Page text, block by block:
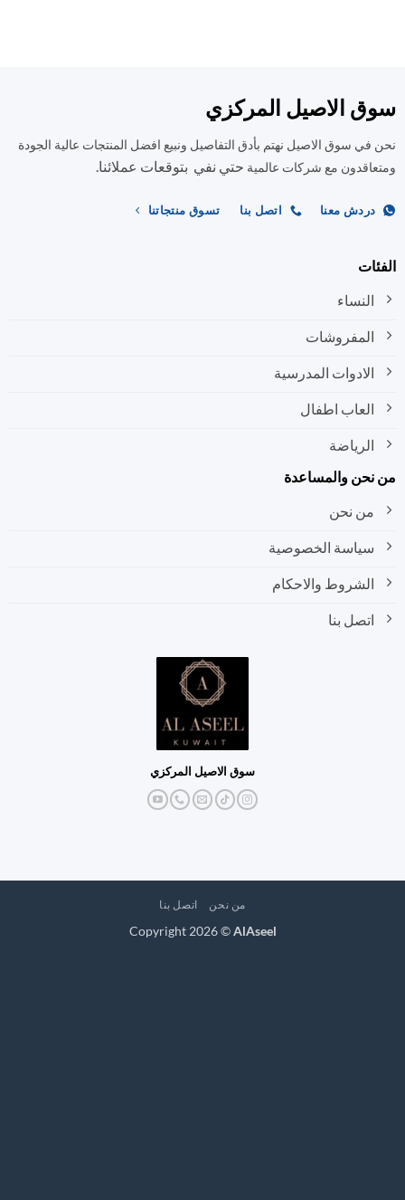
الاصيل المركزي
سوق الاصيل نهتم بأدق التفاصيل ونبيع افضل المنتجات عالية الجودة
مع شركات عالميةحتي نفي بتوقعات عملائنا.
دردش معنا اتصل بنا تسوق منتجاتنا
النساء
المفروشات
الادوات المدرسية
العاب اطفال
الرياضة
والمساعدة
من نحن
سياسة الخصوصية
الشروط والاحكام
اتصل بنا
سوق الاصيل المركزي
من نحن اتصل بنا
Copyright 2026 ©AlAseel